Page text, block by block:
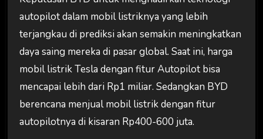
autopilot dalam mobil listriknya yang lebih
terjangkau di prediksi akan semakin meningkatkan
daya saing mereka di pasar global. Saat ini, harga
mobil listrik Tesla dengan fitur Autopilot bisa
mencapai lebih dari Rp1 miliar. Sedangkan BYD
berencana menjual mobil listrik dengan fitur
autopilotnya di kisaran Rp400-600 juta.